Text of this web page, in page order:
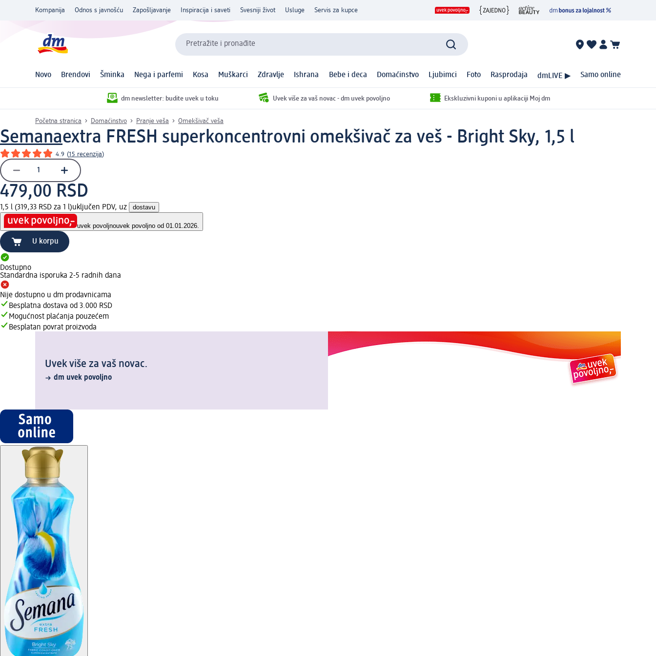
Kompanija Odnos s javnošću Zapošljavanje Inspiracija i saveti Svesniji život Usluge Servis za kupce
Pretražite i pronađite
Novo Brendovi Šminka Nega i parfemi Kosa Muškarci Zdravlje Ishrana Bebe i deca Domaćinstvo Ljubimci Foto Rasprodaja dmLIVE ▶ Samo online
dm newsletter: budite uvek u toku Uvek više za vaš novac - dm uvek povoljno Ekskluzivni kuponi u aplikaciji Moj dm
Početna stranica Domaćinstvo Pranje veša Omekšivač veša
Semanaextra FRESH superkoncentrovni omekšivač za veš - Bright Sky, 1,5 l
4.9 (15 recenzija)
479,00 RSD
1,5 l (319,33 RSD za 1 l)uključen PDV, uz dostavu
uvek povoljnouvek povoljno od 01.01.2026.
U korpu
Dostupno
Standardna isporuka 2-5 radnih dana
Nije dostupno u dm prodavnicama
Besplatna dostava od 3.000 RSD
Mogućnost plaćanja pouzećem
Besplatan povrat proizvoda
Uvek više za vaš novac.
dm uvek povoljno